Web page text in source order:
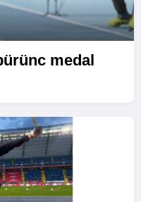
medal